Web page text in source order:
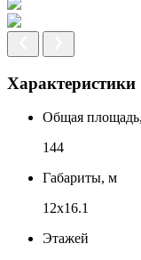
Характеристики
Общая
144
Габариты, м
12х16.1
Этажей